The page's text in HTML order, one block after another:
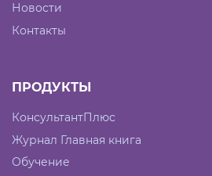
Новости
Контакты
ПРОДУКТЫ
КонсультантПлюс
Журнал Главная книга
Обучение